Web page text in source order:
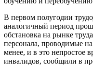
В первом полугодии
аналогичный период
обстановка на рынке
персонала, проводимые
менее, и в это непростое
инвалидов, сообщили в